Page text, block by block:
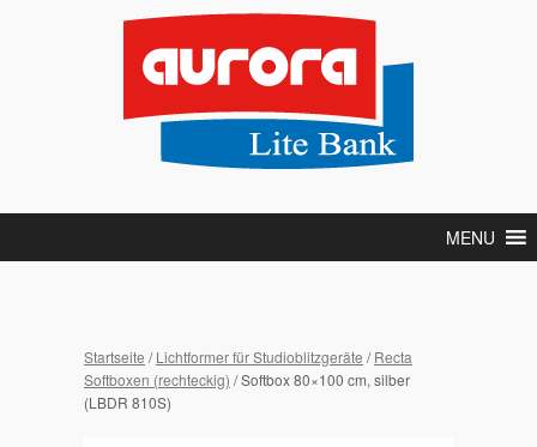
MENU
Startseite /Lichtformer für Studioblitzgeräte /Recta
Softboxen (rechteckig) / Softbox 80×100 cm, silber
(LBDR 810S)